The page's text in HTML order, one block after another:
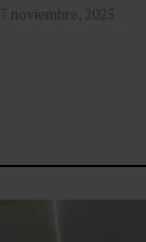
7 noviembre, 2025